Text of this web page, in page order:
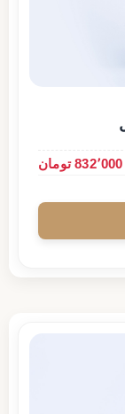
832٬000 تومان